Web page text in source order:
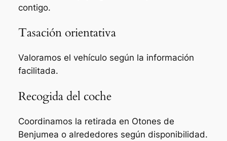
contigo.
Tasación orientativa
Valoramos el vehículo según la información
facilitada.
Recogida del coche
Coordinamos la retirada en Otones de
Benjumea o alrededores según disponibilidad.